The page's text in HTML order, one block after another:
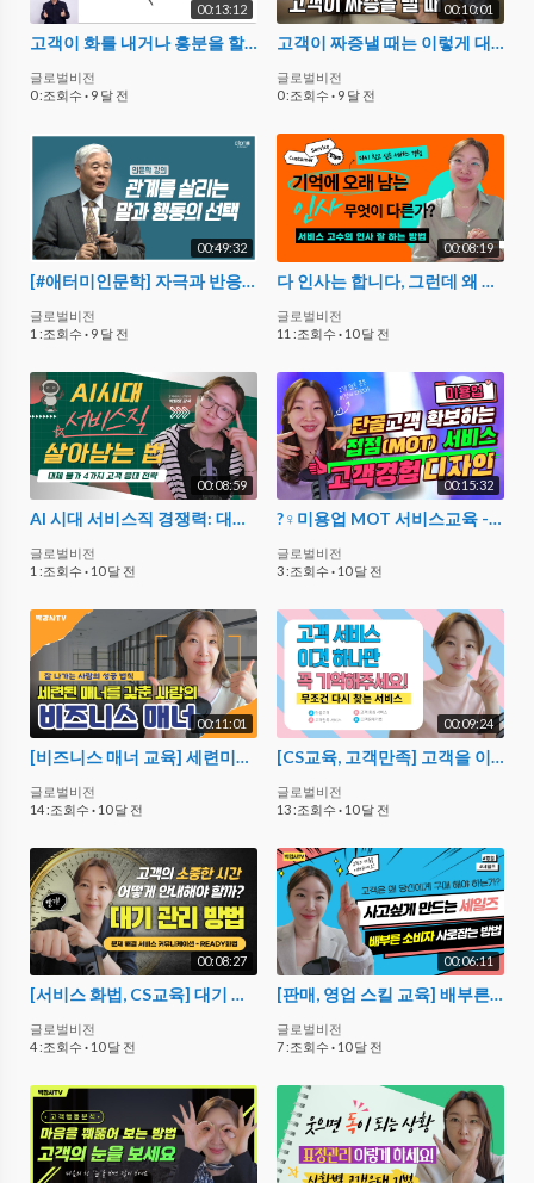
00:13:12
고객이 화를 내거나 흥분을 할 때 차분하게 만드는 방법
글로벌비전
0 :조회수 · 9 달 전
00:10:01
고객이 짜증낼 때는 이렇게 대응하세요. 마음의 상처만 입었던 나도 기분이 좋아져요.
글로벌비전
0 :조회수 · 9 달 전
00:49:32
[#애터미인문학] 자극과 반응 사이의 공간ㅣ자극에 대한 반응도 선택할 수 있다ㅣ이성연박사
글로벌비전
1 :조회수 · 9 달 전
00:08:19
다 인사는 합니다, 그런데 왜 그 사람 인사만 기억날까요? 고객경험(CX) 서비스
글로벌비전
11 :조회수 · 10 달 전
00:08:59
AI 시대 서비스직 경쟁력: 대체되지 않는 고객 응대 전략 4가지
글로벌비전
1 :조회수 · 10 달 전
00:15:32
?‍♀️미용업 MOT 서비스교육 - 단골 많은 샵의 CS전략 '고객 경험 디자인'
글로벌비전
3 :조회수 · 10 달 전
00:11:01
[비즈니스 매너 교육] 세련미를 갖춘 성공한 사람들의 공통점 3가지
글로벌비전
14 :조회수 · 10 달 전
00:09:24
[CS교육, 고객만족] 고객을 이해하면 정말 간단합니다 (다시 찾는 서비스, 평생고객의 법칙)
글로벌비전
13 :조회수 · 10 달 전
00:08:27
[서비스 화법, CS교육] 대기 관리 잘 하는 방법 : 정중한 시간 지연 안내 - READY 기법
글로벌비전
4 :조회수 · 10 달 전
00:06:11
[판매, 영업 스킬 교육] 배부른 고객에게 세일즈 잘 하는 방법 (소비자 심리 이해)
글로벌비전
7 :조회수 · 10 달 전